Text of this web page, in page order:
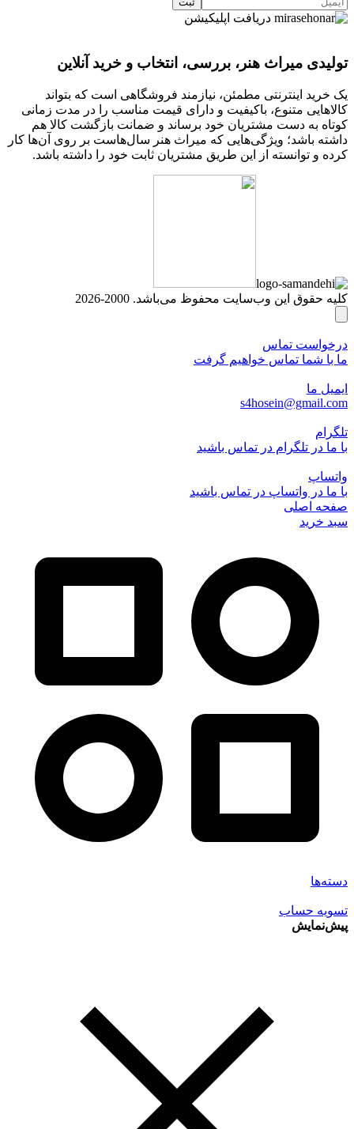
دریافت اپلیکیشن
تولیدی میراث هنر، بررسی، انتخاب و خرید آنلاین
یک خرید اینترنتی مطمئن، نیازمند فروشگاهی است که بتواند
کالاهایی متنوع، باکیفیت و دارای قیمت مناسب را در مدت زمانی
کوتاه به دست مشتریان خود برساند و ضمانت بازگشت کالا هم
داشته باشد؛ ویژگی‌هایی که میراث هنر سال‌هاست بر روی آن‌ها کار
کرده و توانسته از این طریق مشتریان ثابت خود را داشته باشد.
کلیه حقوق این وب‌سایت محفوظ می‌باشد. 2000-2026
درخواست تماس
ما با شما تماس خواهیم گرفت
ایمیل ما
s4hosein@gmail.com
تلگرام
با ما در تلگرام در تماس باشید
واتساپ
با ما در واتساپ در تماس باشید
صفحه اصلی
سبد خرید
دسته‌ها
تسویه حساب
پیش‌نمایش